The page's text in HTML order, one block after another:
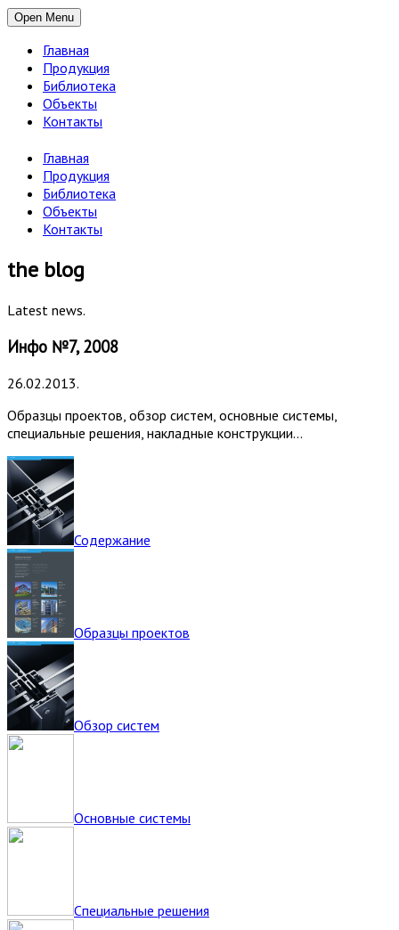
Open Menu
Главная
Продукция
Библиотека
Объекты
Контакты
Главная
Продукция
Библиотека
Объекты
Контакты
the blog
Latest news.
Инфо №7, 2008
26.02.2013.
Образцы проектов, обзор систем, основные системы,
специальные решения, накладные конструкции…
Содержание
Образцы проектов
Обзор систем
Основные системы
Специальные решения